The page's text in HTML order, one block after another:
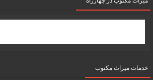
خدمات میراث مکتوب